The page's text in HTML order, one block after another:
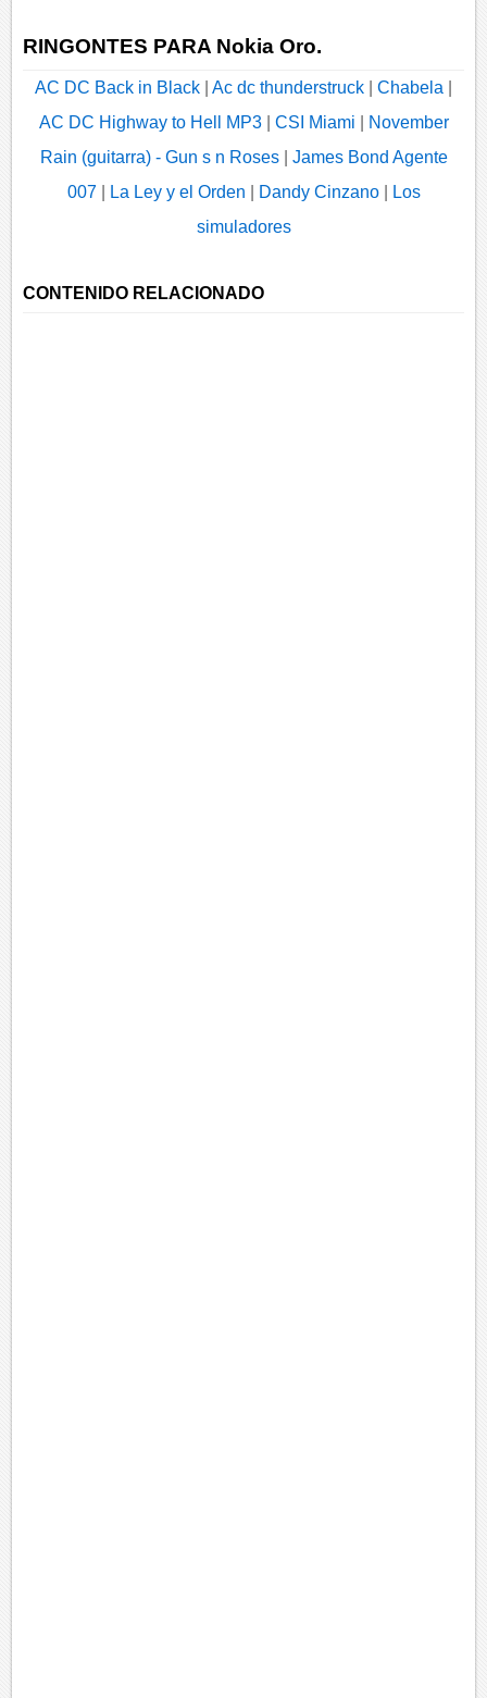
RINGONTES PARA Nokia Oro.
AC DC Back in Black Ac dc thunderstruck Chabela
AC DC Highway to Hell MP3| CSI Miami
November
Rain (guitarra) - Gun s n Roses| James Bond Agente
007| La Ley y el Orden Dandy Cinzano|
Los
simuladores
CONTENIDO RELACIONADO